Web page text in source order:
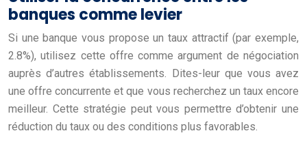
banques comme levier
Si une banque vous propose un taux attractif (par exemple,
2.8%), utilisez cette offre comme argument de négociation
auprès d’autres établissements. Dites-leur que vous avez
une offre concurrente et que vous recherchez un taux encore
meilleur. Cette stratégie peut vous permettre d’obtenir une
réduction du taux ou des conditions plus favorables.